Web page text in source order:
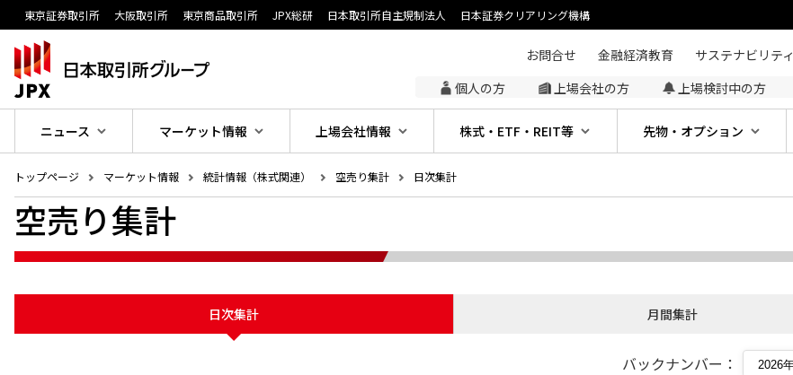
東京証券取引所 大阪取引所 東京商品取引所 JPX総研 日本取引所自主規制法人 日本証券クリアリング機構
ニュース マーケット情報 上場会社情報 株式・ETF・REIT等 先物・オプション
個人の方 上場会社の方 上場検討中の方
お問合せ 金融経済教育 サステナビリティ
トップページ マーケット情報 統計情報（株式関連） 空売り集計 日次集計
空売り集計
日次集計 月間集計
バックナンバー：